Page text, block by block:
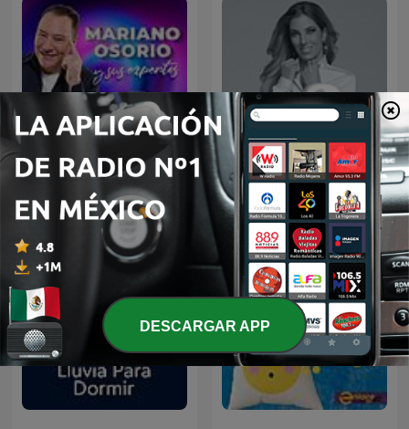
Expertos
Las 3 R's
DESCARGAR APP